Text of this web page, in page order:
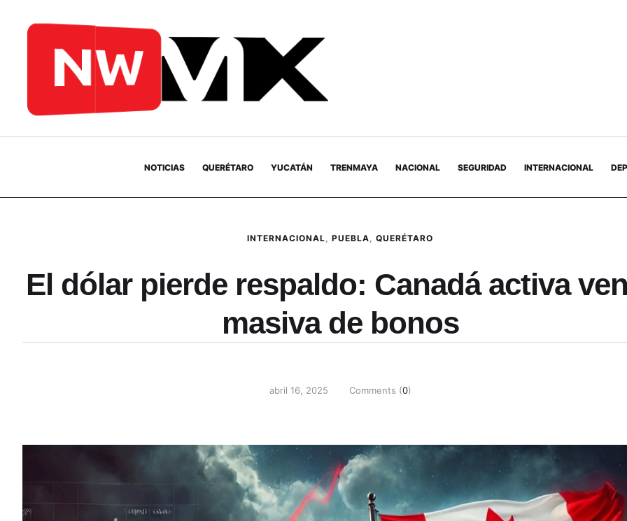
NOTICIAS QUERÉTARO YUCATÁN TRENMAYA NACIONAL SEGURIDAD INTERNACIONAL
INTERNACIONAL,PUEBLA,QUERÉTARO
El dólar pierde respaldo: Canadá activa
masiva de bonos
abril 16, 2025 Comments (0)